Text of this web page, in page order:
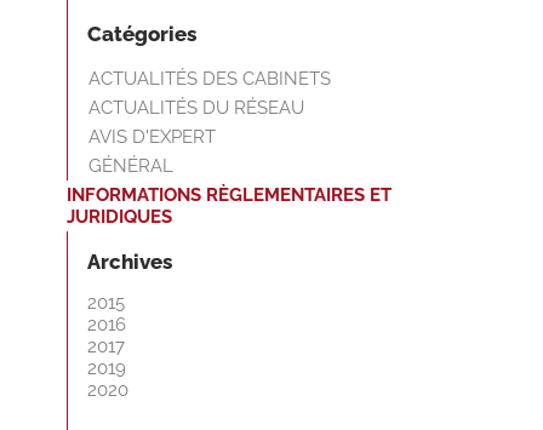
Catégories
ACTUALITÉS DES CABINETS
ACTUALITÉS DU RÉSEAU
AVIS D'EXPERT
GÉNÉRAL
INFORMATIONS RÈGLEMENTAIRES ET
JURIDIQUES
Archives
2015
2016
2017
2019
2020